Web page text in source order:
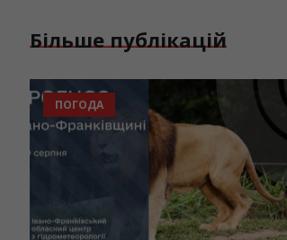
Більше публікацій
ПОГОДА